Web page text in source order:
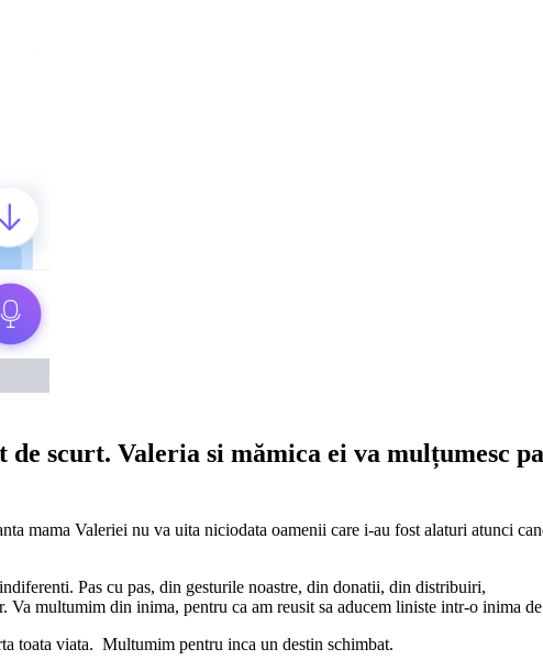
scurt. Valeria si mămica ei va mulțumesc
mama Valeriei nu va uita niciodata oamenii care i-au fost alaturi atunci
Pas cu pas, din gesturile noastre, din donatii, din distribuiri,
multumim din inima, pentru ca am reusit sa aducem liniste intr-o inima
toata viata. Multumim pentru inca un destin schimbat.